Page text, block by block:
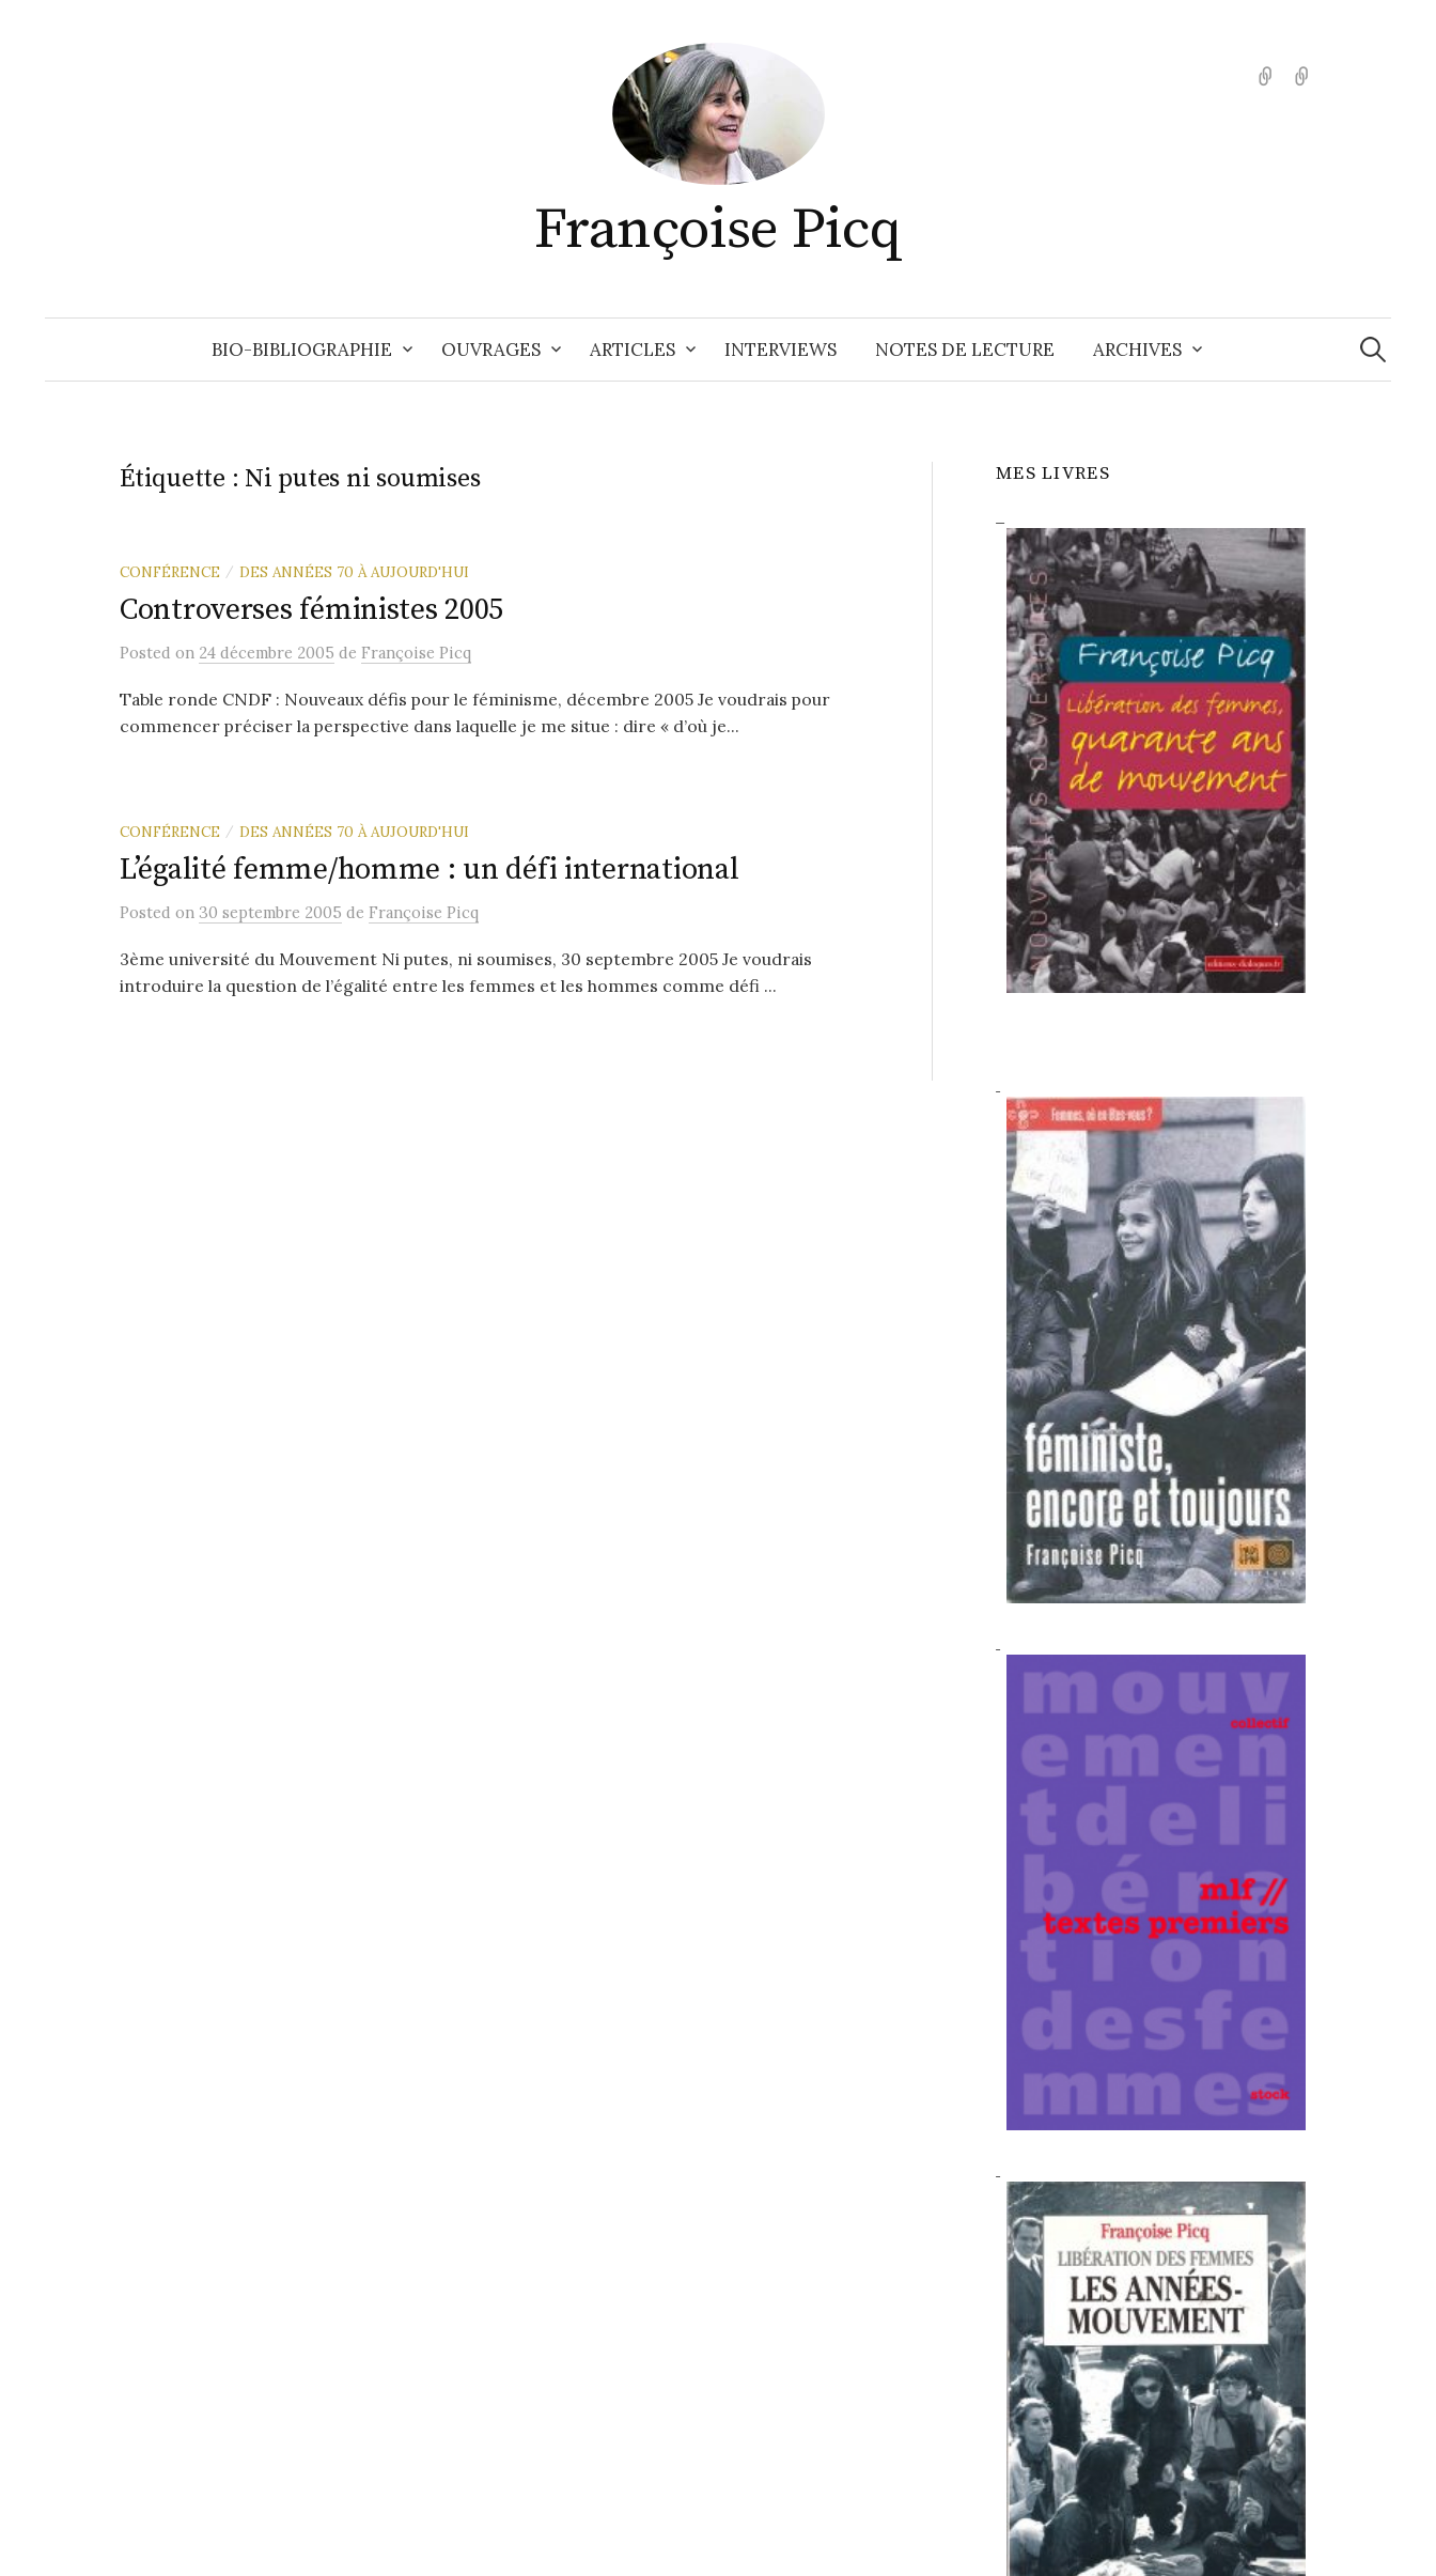
Françoise Picq
English
BIO-BIBLIOGRAPHIE OUVRAGES ARTICLES INTERVIEWS NOTES DE LECTURE ARCHIVES
Étiquette : Ni putes ni soumises
CONFÉRENCE / DES ANNÉES 70 À AUJOURD'HUI
Controverses féministes 2005
Posted on 24 décembre 2005 de Françoise Picq
Table ronde CNDF : Nouveaux défis pour le féminisme, décembre 2005 Je voudrais pour
commencer préciser la perspective dans laquelle je me situe : dire « d’où je...
CONFÉRENCE / DES ANNÉES 70 À AUJOURD'HUI
L’égalité femme/homme : un défi international
Posted on 30 septembre 2005 de Françoise Picq
3ème université du Mouvement Ni putes, ni soumises, 30 septembre 2005 Je voudrais
introduire la question de l’égalité entre les femmes et les hommes comme défi ...
MES LIVRES